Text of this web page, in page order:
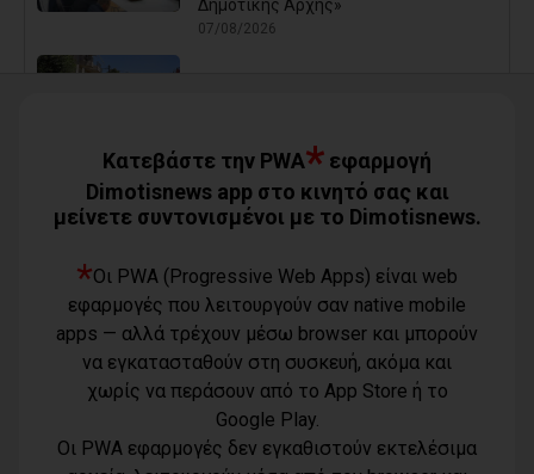
Δημοτικής Αρχής»
07/08/2026
07/08/2026
Χάρης Δούκας: Η καλύτερή μου να
κατέβει για δήμαρχος ο Μπακογιάννης
07/08/2026
Κέντρο Υγείας Νέας Μάκρης: Το
φυσικοθεραπευτήριο πρόκειται να
επαναλειτουργήσει στο άμεσο μέλλον
07/08/2026
Μάτι σε πολεοδομική ομηρία: Οι
περιουσίες πάγωσαν – Οι κάτοικοι
οργανώνονται
Κατεβάστε την PWA* εφαρμογή
Dimotisnews app στο κινητό σας και
μείνετε συντονισμένοι με το Dimotisnews.
*Οι PWA (Progressive Web Apps) είναι web
εφαρμογές που λειτουργούν σαν native mobile
apps — αλλά τρέχουν μέσω browser και μπορούν
να εγκατασταθούν στη συσκευή, ακόμα και
χωρίς να περάσουν από το App Store ή το
Google Play.
Οι PWA εφαρμογές δεν εγκαθιστούν εκτελέσιμα